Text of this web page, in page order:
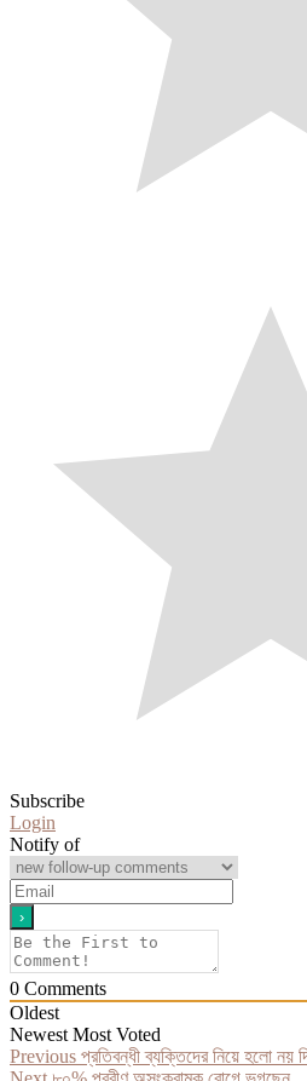
Subscribe
Login
Notify of
0 Comments
Oldest
Newest Most Voted
Post
Previous Previous
প্রতিবন্ধী ব্যক্তিদের নিয়ে হলো নয়